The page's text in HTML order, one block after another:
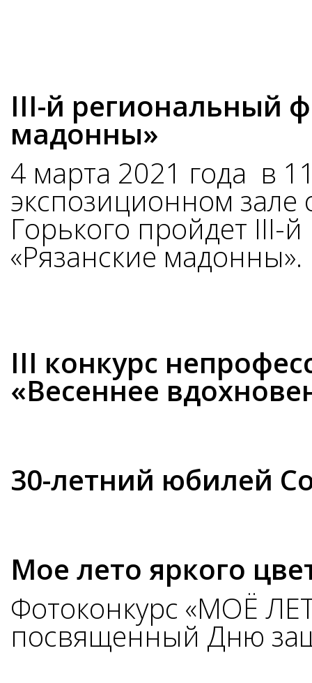
III-й региональный
мадонны»
4 марта 2021 года в
экспозиционном зале
Горького пройдет III-
«Рязанские мадонны».
III конкурс
«Весеннее
30-летний юбилей
Мое лето яркого
Фотоконкурс «МОЁ
посвященный Дню